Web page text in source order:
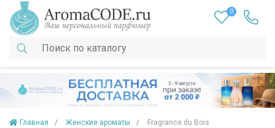
0
Главная Женские ароматы Fragrance du Bois